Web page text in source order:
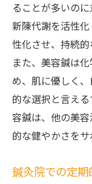
ることが多いの
新陳代謝を活性
性化させ、持続的
また、美容鍼は
め、肌に優しく
的な選択と言え
容鍼は、他の美
的な健やかさをサ
鍼灸院での定